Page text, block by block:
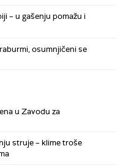
– u gašenju pomažu i
osumnjičeni se
u Zavodu za
struje – klime troše